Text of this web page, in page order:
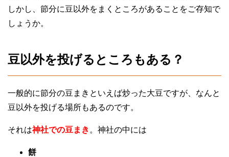
しかし、節分に豆以外をまくところがあることをご存知で
しょうか。
豆以外を投げるところもある？
一般的に節分の豆まきといえば炒った大豆ですが、なんと
豆以外を投げる場所もあるのです。
それは神社での豆まき 。神社の中には
餅